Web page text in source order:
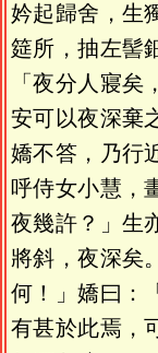
妗起歸舍，生
筵所，抽左髻
「夜分人寢矣
安可以夜深棄
嬌不答，乃行
呼侍女小慧，
夜幾許？」生
將斜，夜深矣
何！」嬌曰：
有甚於此焉，